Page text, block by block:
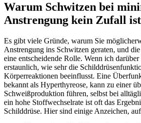
Warum Schwitzen bei
‌Anstrengung‍ kein ​Zufall ​ist
Es gibt ‍viele⁢ Gründe, warum Sie
Anstrengung ⁢ins‌ Schwitzen geraten, und
eine ⁤entscheidende Rolle. Wenn ​ich darüber
erstaunlich, wie sehr die
Körperreaktionen beeinflusst. Eine
bekannt als Hyperthyreose, kann zu einer
Schweißproduktion führen,⁢ selbst bei
ein hohe Stoffwechselrate ist oft das
Schilddrüse. Hier ​sind einige Anzeichen,